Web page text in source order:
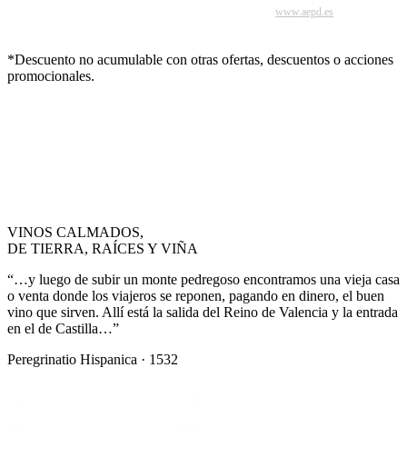
www.aepd.es
*Descuento no acumulable con otras ofertas, descuentos o acciones
promocionales.
VINOS CALMADOS,
DE TIERRA, RAÍCES Y VIÑA
“…y luego de subir un monte pedregoso encontramos una vieja casa
o venta donde los viajeros se reponen, pagando en dinero, el buen
vino que sirven. Allí está la salida del Reino de Valencia y la entrada
en el de Castilla…”
Peregrinatio Hispanica · 1532